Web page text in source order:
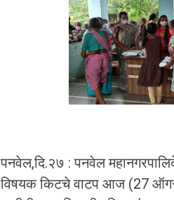
पनवेल,दि.२७ : पनवेल
विषयक किटचे वाटप आज (27